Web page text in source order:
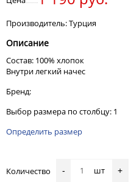
Производитель: Турция
Описание
Состав: 100% хлопок
Внутри легкий начес
Бренд:
Выбор размера по столбцу: 1
Определить размер
Количество - шт +